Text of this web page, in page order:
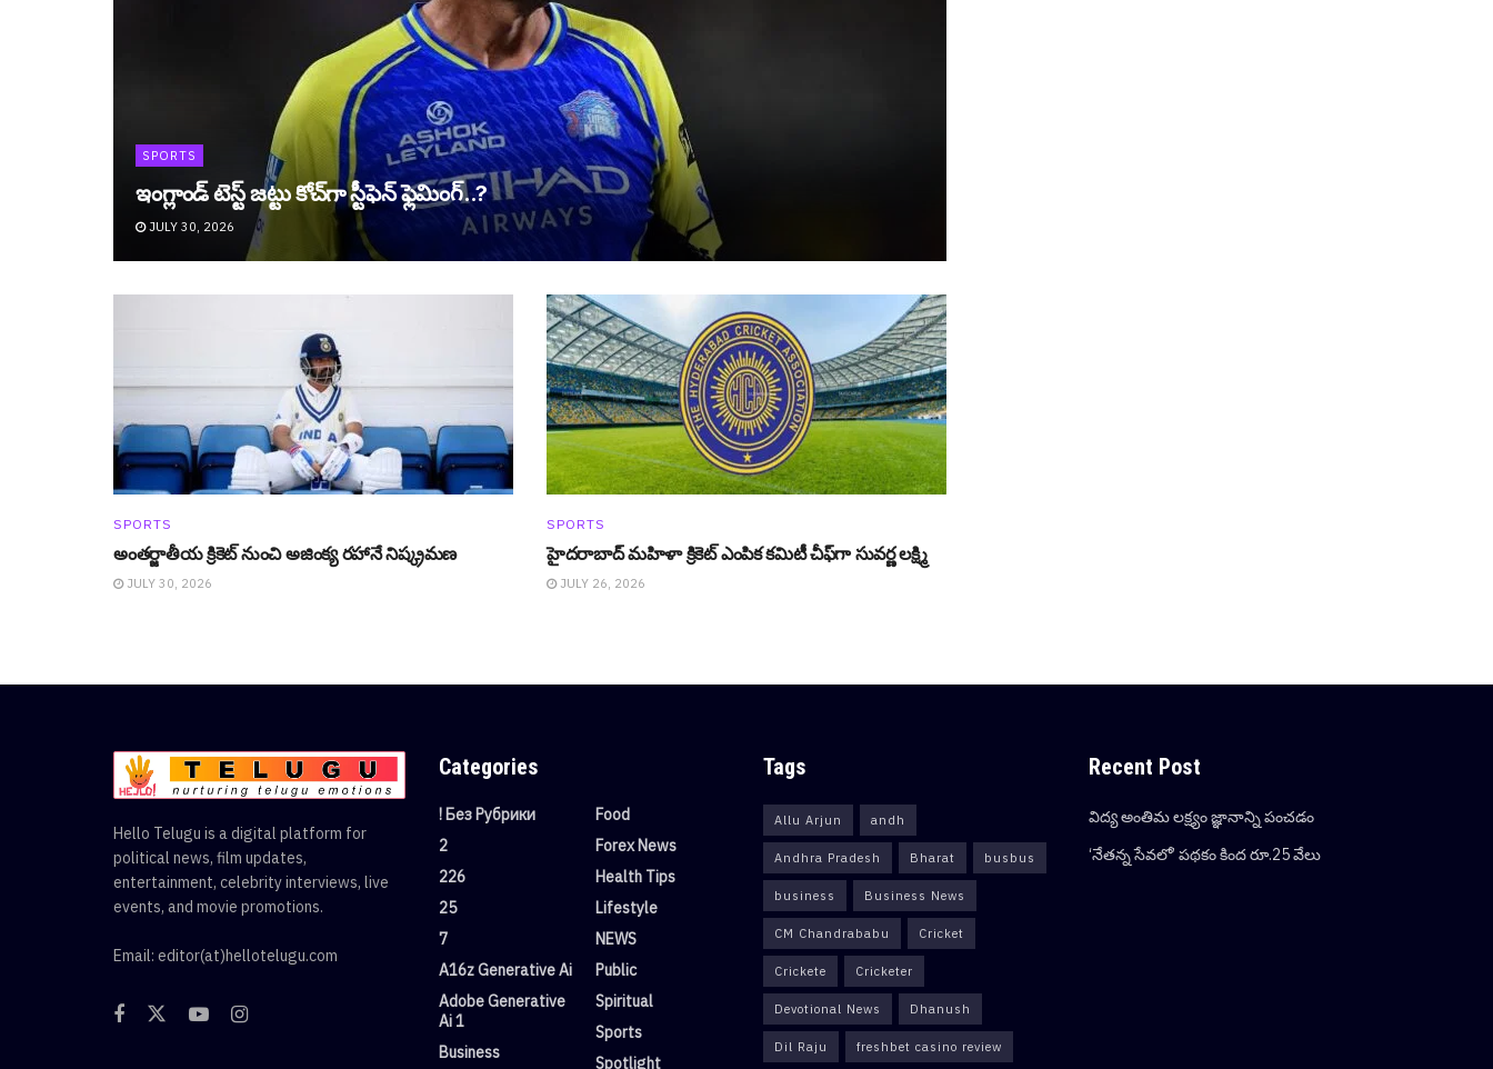
SPORTS
ఇంగ్లాండ్ టెస్ట్ జట్టు కోచ్‌గా స్టీఫెన్ ఫ్లెమింగ్..?
JULY 30, 2026
SPORTS
అంతర్జాతీయ క్రికెట్ నుంచి అజింక్య రహానే నిష్క్ర‌మ‌ణ‌
JULY 30, 2026
SPORTS
హైదరాబాద్ మహిళా క్రికెట్ ఎంపిక కమిటీ చీఫ్‌గా సువర్ణ లక్ష్మి
JULY 26, 2026
Hello Telugu is a digital platform for
political news, film updates,
entertainment, celebrity interviews, live
events, and movie promotions.
Email: editor(at)hellotelugu.com
Categories
! Без Рубрики
2
226
25
7
A16z Generative Ai
Adobe Generative
Ai 1
Business
Food
Forex News
Health Tips
Lifestyle
NEWS
Public
Spiritual
Sports
Spotlight
Tags
Allu Arjun andh
Andhra Pradesh Bharat busbus
business Business News
CM Chandrababu Cricket
Crickete Cricketer
Devotional News Dhanush
Dil Raju freshbet casino review
Recent Post
విద్య అంతిమ లక్ష్యం జ్ఞానాన్ని పంచడం
‘నేతన్న సేవలో’ పథకం కింద రూ.25 వేలు